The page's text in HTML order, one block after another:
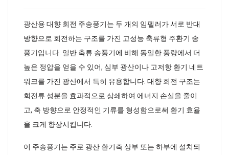
광산용 대향 회전 주송풍기는 두 개의 임펠러가 서로 반대
방향으로 회전하는 구조를 가진 고성능 축류형 주환기 송
풍기입니다. 일반 축류 송풍기에 비해 동일한 풍량에서 더
높은 정압을 얻을 수 있어, 심부 광산이나 고저항 환기 네트
워크를 가진 광산에서 특히 유용합니다. 대향 회전 구조는
회전류 성분을 효과적으로 상쇄하여 에너지 손실을 줄이
고, 축 방향으로 안정적인 기류를 형성함으로써 환기 효율
을 크게 향상시킵니다.
이 주송풍기는 주로 광산 환기축 상부 또는 하부에 설치되